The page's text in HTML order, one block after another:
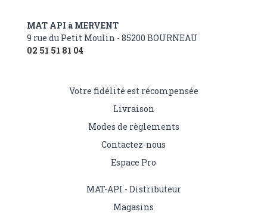
MAT API à MERVENT
9 rue du Petit Moulin - 85200 BOURNEAU
02 51 51 81 04
Votre fidélité est récompensée
Livraison
Modes de règlements
Contactez-nous
Espace Pro
MAT-API - Distributeur
Magasins